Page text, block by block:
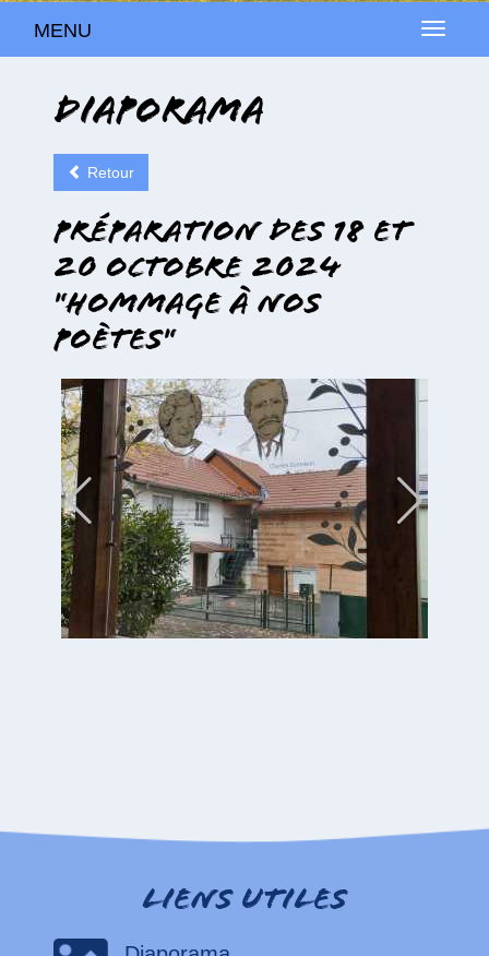
MENU
MENU
Diaporama
Retour
Préparation des 18 et
20 octobre 2024
"Hommage à nos
poètes"
Liens utiles